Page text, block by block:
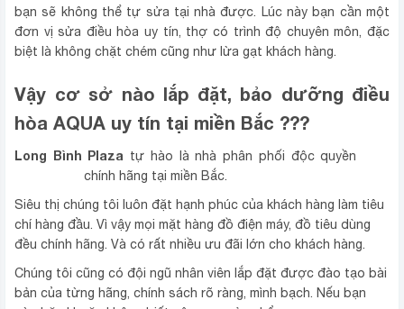
bạn sẽ không thể tự sửa tại nhà được. Lúc này bạn cần một
đơn vị sửa điều hòa uy tín, thợ có trình độ chuyên môn, đặc
biệt là không chặt chém cũng như lừa gạt khách hàng.
Vậy cơ sở nào lắp đặt, bảo dưỡng điều
hòa AQUA uy tín tại miền Bắc ???
Long Bình Plaza tự hào là nhà phân phối độc quyền
chính hãng tại miền Bắc.
Siêu thị chúng tôi luôn đặt hạnh phúc của khách hàng làm tiêu
chí hàng đầu. Vì vậy mọi mặt hàng đồ điện máy, đồ tiêu dùng
đều chính hãng. Và có rất nhiều ưu đãi lớn cho khách hàng.
Chúng tôi cũng có đội ngũ nhân viên lắp đặt được đào tạo bài
bản của từng hãng, chính sách rõ ràng, mình bạch. Nếu bạn